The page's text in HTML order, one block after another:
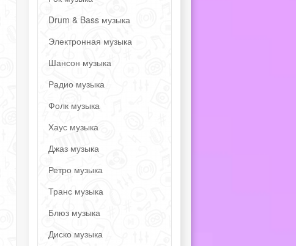
Drum & Bass музыка
Электронная музыка
Шансон музыка
Радио музыка
Фолк музыка
Хаус музыка
Джаз музыка
Ретро музыка
Транс музыка
Блюз музыка
Диско музыка